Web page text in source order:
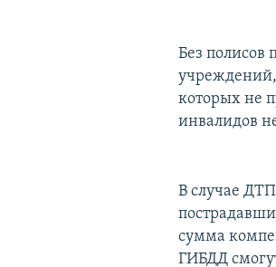
Без полисов
учреждений,
которых не
инвалидов
В случае
сумма
ГИБДД